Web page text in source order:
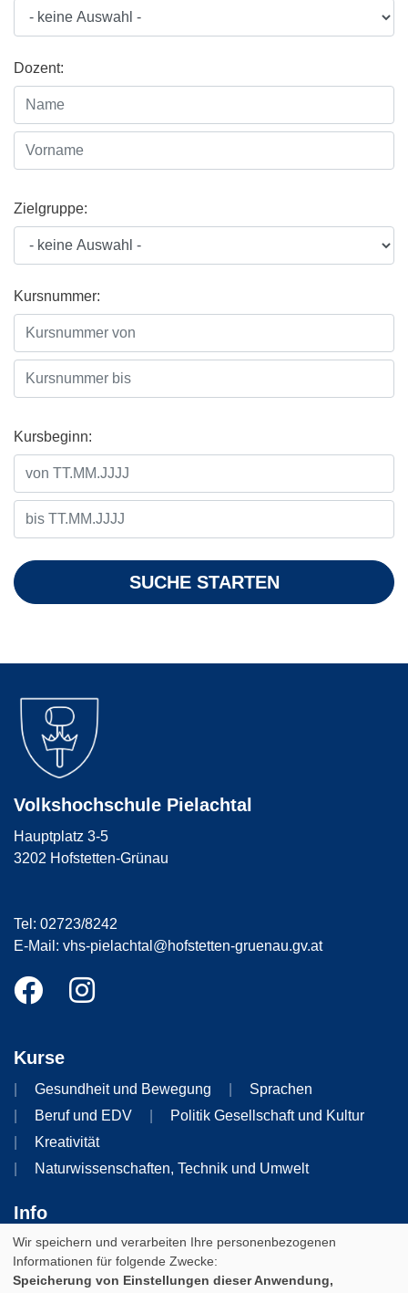
Dozent:
Zielgruppe:
Kursnummer:
Kursbeginn:
SUCHE STARTEN
Volkshochschule Pielachtal
Hauptplatz 3-5
3202 Hofstetten-Grünau
Tel: 02723/8242
E-Mail: vhs-pielachtal@hofstetten-gruenau.gv.at
Kurse
Gesundheit und Bewegung
Sprachen
Beruf und EDV
Politik Gesellschaft und Kultur
Kreativität
Naturwissenschaften, Technik und Umwelt
Info
Impressum AGB
Datenschutzerklärung
Widerruf
Wir speichern und verarbeiten Ihre personenbezogenen
Informationen für folgende Zwecke:
Speicherung von Einstellungen dieser Anwendung,